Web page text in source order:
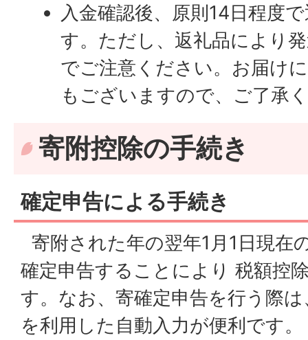
入金確認後、原則14日程度
す。ただし、返礼品により
でご注意ください。お届け
もございますので、ご了承
寄附控除の手続き
確定申告による手続き
寄附された年の翌年1月1日現在
確定申告することにより 税額控
す。なお、寄確定申告を行う際
を利用した自動入力が便利です